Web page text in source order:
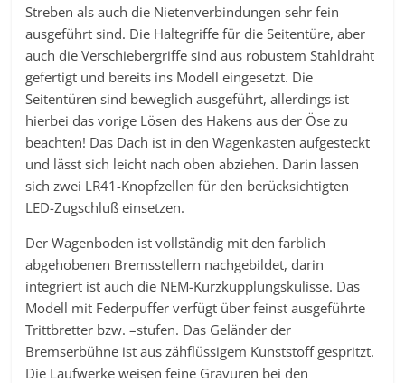
Streben als auch die Nietenverbindungen sehr fein
ausgeführt sind. Die Haltegriffe für die Seitentüre, aber
auch die Verschiebergriffe sind aus robustem Stahldraht
gefertigt und bereits ins Modell eingesetzt. Die
Seitentüren sind beweglich ausgeführt, allerdings ist
hierbei das vorige Lösen des Hakens aus der Öse zu
beachten! Das Dach ist in den Wagenkasten aufgesteckt
und lässt sich leicht nach oben abziehen. Darin lassen
sich zwei LR41-Knopfzellen für den berücksichtigten
LED-Zugschluß einsetzen.
Der Wagenboden ist vollständig mit den farblich
abgehobenen Bremsstellern nachgebildet, darin
integriert ist auch die NEM-Kurzkupplungskulisse. Das
Modell mit Federpuffer verfügt über feinst ausgeführte
Trittbretter bzw. –stufen. Das Geländer der
Bremserbühne ist aus zähflüssigem Kunststoff gespritzt.
Die Laufwerke weisen feine Gravuren bei den